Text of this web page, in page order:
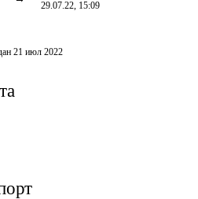
29.07.22, 15:09
21 июл 2022